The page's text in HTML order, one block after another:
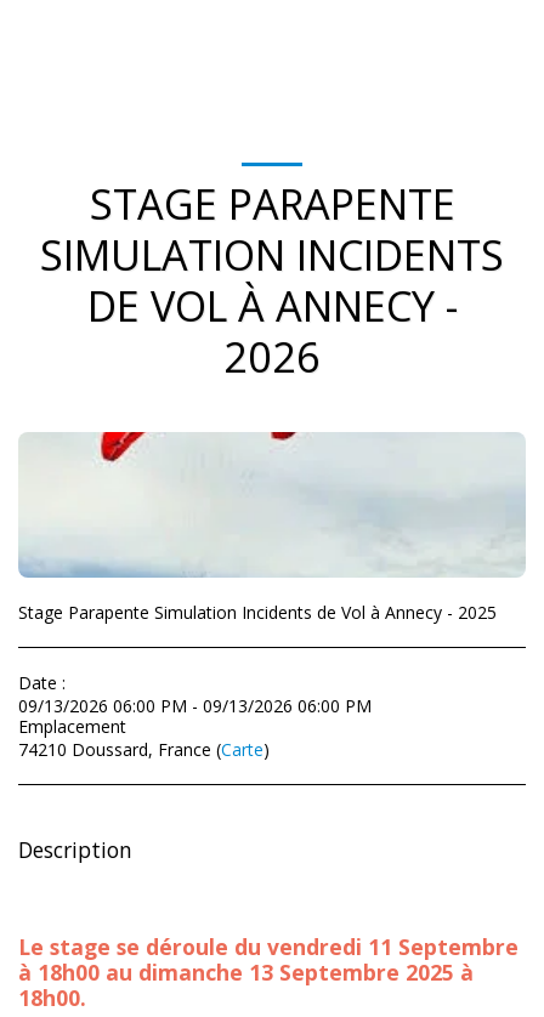
STAGE PARAPENTE
SIMULATION INCIDENTS
DE VOL À ANNECY -
2026
Stage Parapente Simulation Incidents de Vol à Annecy - 2025
Date :
09/13/2026 06:00 PM - 09/13/2026 06:00 PM
Emplacement
74210 Doussard, France (Carte)
Description
Le stage se déroule du vendredi 11 Septembre
à 18h00 au dimanche 13 Septembre 2025 à
18h00.